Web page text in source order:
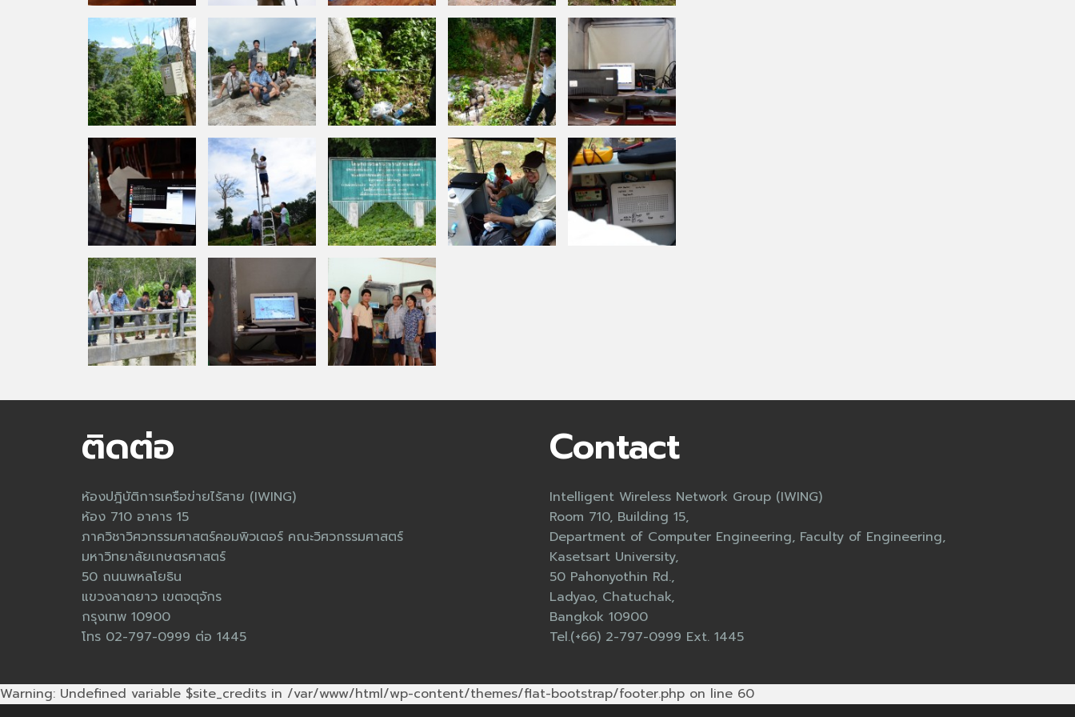
ติดต่อ
ห้องปฎิบัติการเครือข่ายไร้สาย (IWING)
ห้อง 710 อาคาร 15
ภาควิชาวิศวกรรมศาสตร์คอมพิวเตอร์ คณะวิศวกรรมศาสตร์
มหาวิทยาลัยเกษตรศาสตร์
50 ถนนพหลโยธิน
แขวงลาดยาว เขตจตุจักร
กรุงเทพ 10900
โทร 02-797-0999 ต่อ 1445
Contact
Intelligent Wireless Network Group (IWING)
Room 710, Building 15,
Department of Computer Engineering, Faculty of Engineering,
Kasetsart University,
50 Pahonyothin Rd.,
Ladyao, Chatuchak,
Bangkok 10900
Tel.(+66) 2-797-0999 Ext. 1445
Warning: Undefined variable $site_credits in /var/www/html/wp-content/themes/flat-bootstrap/footer.php on line 60